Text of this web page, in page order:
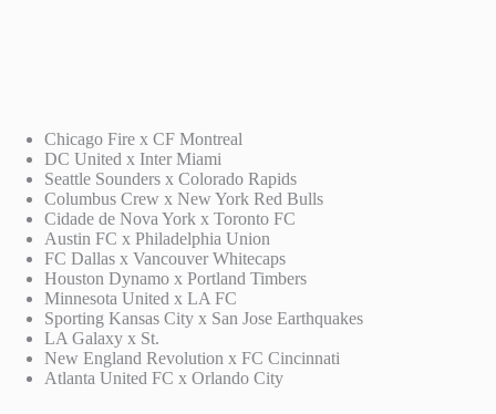
Chicago Fire x CF Montreal
DC United x Inter Miami
Seattle Sounders x Colorado Rapids
Columbus Crew x New York Red Bulls
Cidade de Nova York x Toronto FC
Austin FC x Philadelphia Union
FC Dallas x Vancouver Whitecaps
Houston Dynamo x Portland Timbers
Minnesota United x LA FC
Sporting Kansas City x San Jose Earthquakes
LA Galaxy x St.
New England Revolution x FC Cincinnati
Atlanta United FC x Orlando City